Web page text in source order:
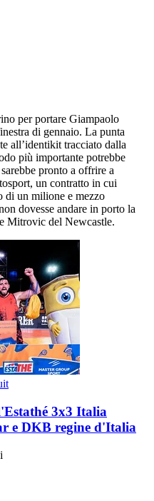
per portare Giampaolo
di gennaio. La punta
all’identikit tracciato dalla
più importante potrebbe
pronto a offrire a
un contratto in cui
di un milione e mezzo
dovesse andare in porto la
Mitrovic del Newcastle.
3x3 Italia
e DKB regine d'Italia